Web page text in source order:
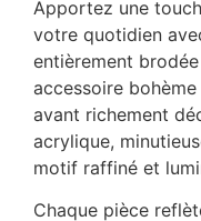
Apportez une
votre quotidien
entièrement
accessoire
avant richement
acrylique,
motif raffiné et
Chaque pièce